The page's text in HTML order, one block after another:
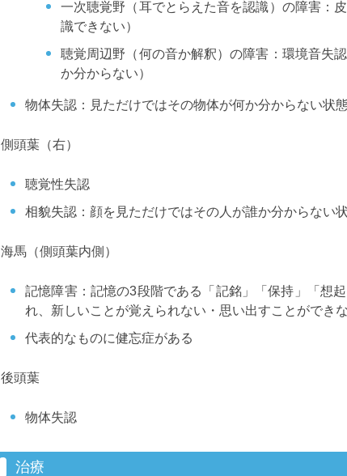
一次聴覚野（耳でとらえた音を認識）の障害：
識できない）
聴覚周辺野（何の音か解釈）の障害：環境音失
か分からない）
物体失認：見ただけではその物体が何か分からない状
側頭葉（右）
聴覚性失認
相貌失認：顔を見ただけではその人が誰か分からない
海馬（側頭葉内側）
記憶障害：記憶の3段階である「記銘」「保持」「想
れ、新しいことが覚えられない・思い出すことができ
代表的なものに健忘症がある
後頭葉
物体失認
治療